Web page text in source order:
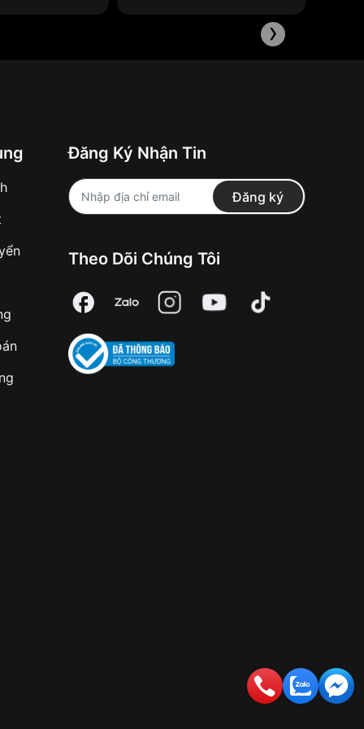
và bảo quản.
Tuy nhiên, để đảm bảo độ bền và thẩm
vải trong bóng râm để tránh làm phai màu.
vải dính hóa chất, cần rửa sạch ngay bằng
đồng hồ khi đi bơi hoặc tắm biển. Nước biển
›
Đăng Ký Nhận Tin
Đăng ký
Theo Dõi Chúng Tôi